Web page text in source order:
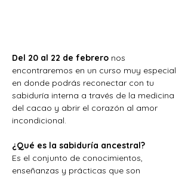
Del 20 al 22 de febrero nos
encontraremos en un curso muy especial
en donde podrás reconectar con tu
sabiduría interna a través de la medicina
del cacao y abrir el corazón al amor
incondicional.
¿Qué es la sabiduría ancestral?
Es el conjunto de conocimientos,
enseñanzas y prácticas que son